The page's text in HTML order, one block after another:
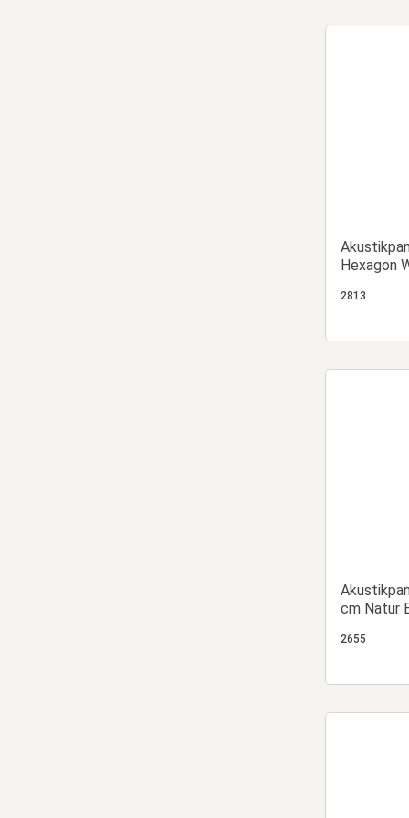
Hexagon
2813
cm Natur
2655